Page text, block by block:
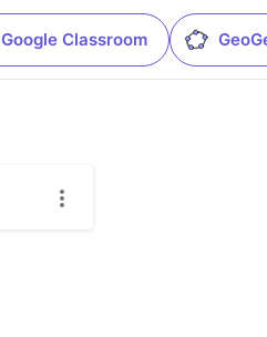
Google Classroom